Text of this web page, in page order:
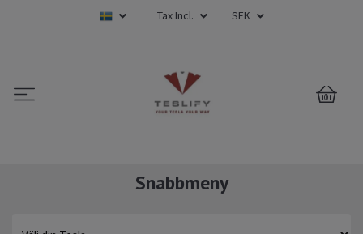
Tax Incl. SEK
0
Snabbmeny